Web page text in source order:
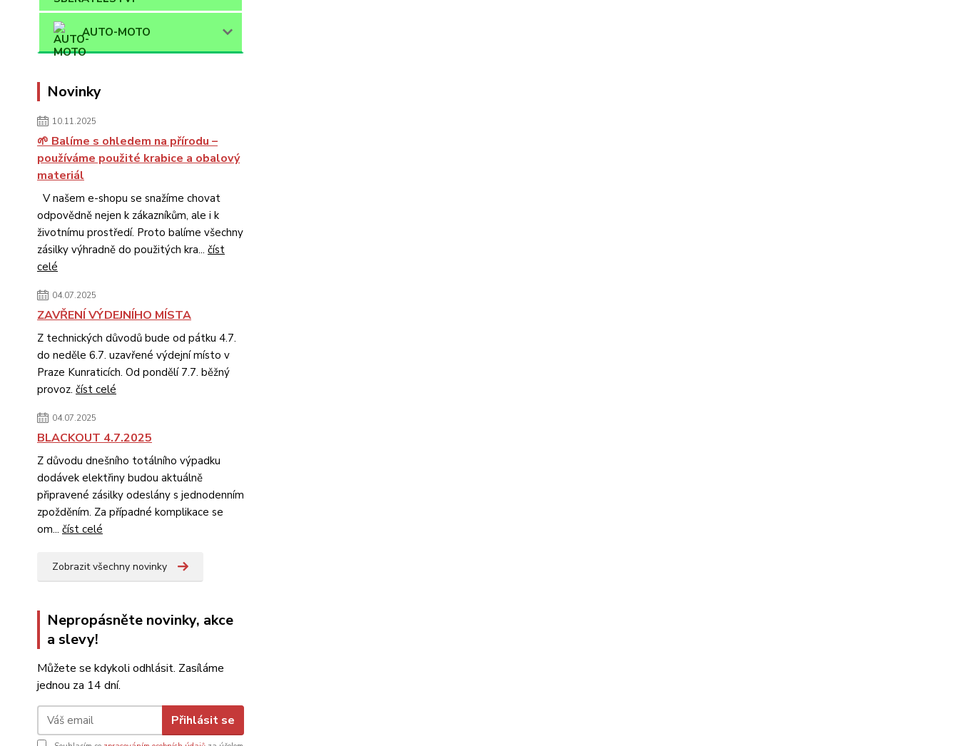
AUTO-MOTO
Novinky
10.11.2025
🌱 Balíme s ohledem na přírodu –
používáme použité krabice a obalový
materiál
V našem e-shopu se snažíme chovat
odpovědně nejen k zákazníkům, ale i k
životnímu prostředí. Proto balíme všechny
zásilky výhradně do použitých kra... číst
celé
04.07.2025
ZAVŘENÍ VÝDEJNÍHO MÍSTA
Z technických důvodů bude od pátku 4.7.
do neděle 6.7. uzavřené výdejní místo v
Praze Kunraticích. Od pondělí 7.7. běžný
provoz. číst celé
04.07.2025
BLACKOUT 4.7.2025
Z důvodu dnešního totálního výpadku
dodávek elektřiny budou aktuálně
připravené zásilky odeslány s jednodenním
zpožděním. Za případné komplikace se
om... číst celé
Zobrazit všechny novinky
Nepropásněte novinky, akce
a slevy!
Můžete se kdykoli odhlásit. Zasíláme
jednou za 14 dní.
Přihlásit se